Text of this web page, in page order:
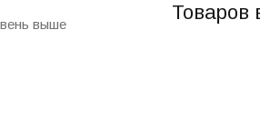
выше
Товаров